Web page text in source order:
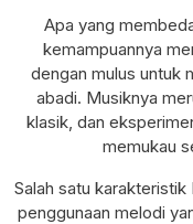
Apa yang
kemampuannya
dengan mulus untuk
abadi. Musiknya
klasik, dan
memukau
Salah satu
penggunaan melodi